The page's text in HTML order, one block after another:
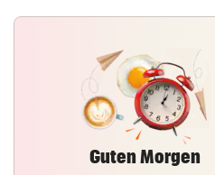
Guten Morgen